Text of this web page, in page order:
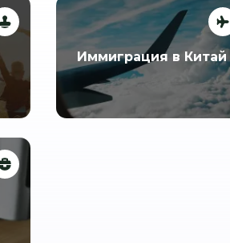
Иммиграция в Китай